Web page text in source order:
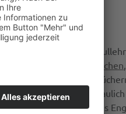
und
Universität München
Astrophysik. In
Themen
Wissenschaftfür dieses